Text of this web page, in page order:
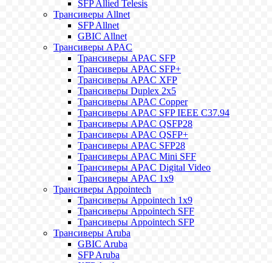
SFP Allied Telesis
Трансиверы Allnet
SFP Allnet
GBIC Allnet
Трансиверы APAC
Трансиверы APAC SFP
Трансиверы APAC SFP+
Трансиверы APAC XFP
Трансиверы Duplex 2x5
Трансиверы APAC Copper
Трансиверы APAC SFP IEEE C37.94
Трансиверы APAC QSFP28
Трансиверы APAC QSFP+
Трансиверы APAC SFP28
Трансиверы APAC Mini SFF
Трансиверы APAC Digital Video
Трансиверы APAC 1x9
Трансиверы Appointech
Трансиверы Appointech 1x9
Трансиверы Appointech SFF
Трансиверы Appointech SFP
Трансиверы Aruba
GBIC Aruba
SFP Aruba